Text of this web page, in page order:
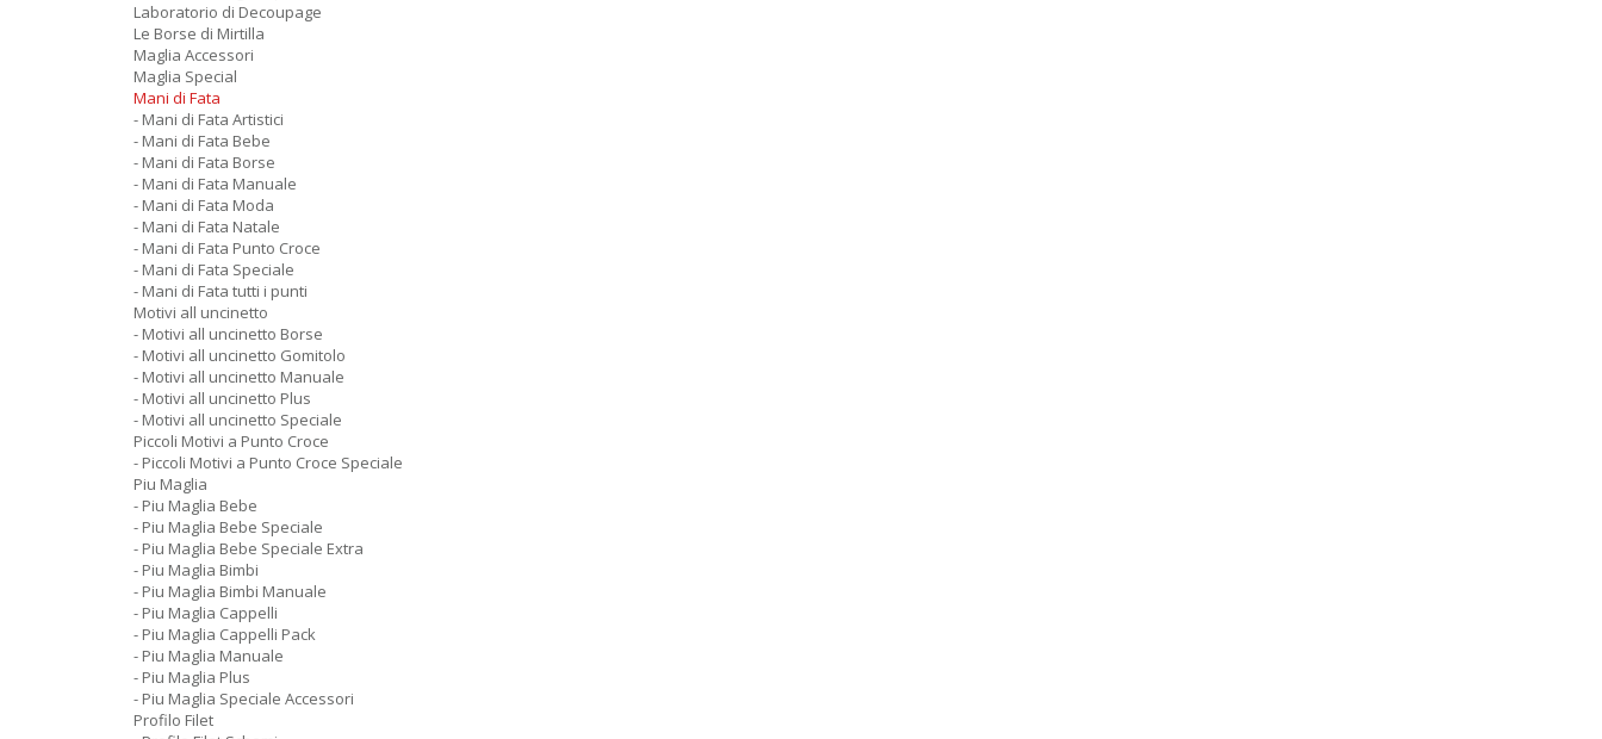
Laboratorio di Decoupage
Le Borse di Mirtilla
Maglia Accessori
Maglia Special
Mani di Fata
- Mani di Fata Artistici
- Mani di Fata Bebe
- Mani di Fata Borse
- Mani di Fata Manuale
- Mani di Fata Moda
- Mani di Fata Natale
- Mani di Fata Punto Croce
- Mani di Fata Speciale
- Mani di Fata tutti i punti
Motivi all uncinetto
- Motivi all uncinetto Borse
- Motivi all uncinetto Gomitolo
- Motivi all uncinetto Manuale
- Motivi all uncinetto Plus
- Motivi all uncinetto Speciale
Piccoli Motivi a Punto Croce
- Piccoli Motivi a Punto Croce Speciale
Piu Maglia
- Piu Maglia Bebe
- Piu Maglia Bebe Speciale
- Piu Maglia Bebe Speciale Extra
- Piu Maglia Bimbi
- Piu Maglia Bimbi Manuale
- Piu Maglia Cappelli
- Piu Maglia Cappelli Pack
- Piu Maglia Manuale
- Piu Maglia Plus
- Piu Maglia Speciale Accessori
Profilo Filet